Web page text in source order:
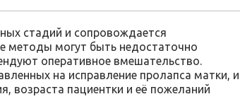
стадий и сопровождается
методы могут быть недостаточно
оперативное вмешательство.
на исправление пролапса матки, и
возраста пациентки и её пожеланий